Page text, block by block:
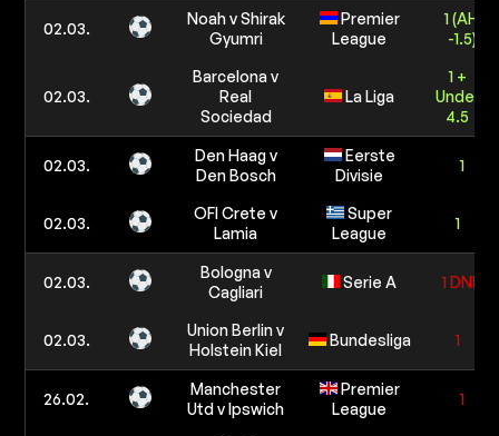
02.03.
Noah v Shirak
Gyumri
Premier
League
1 (AH
-1.5)
02.03.
Barcelona v
Real
Sociedad
La Liga
1 +
Under
4.5
02.03.
Den Haag v
Den Bosch
Eerste
Divisie
1
02.03.
OFI Crete v
Lamia
Super
League
1
02.03.
Bologna v
Cagliari
Serie A 1 DNB
02.03.
Union Berlin v
Holstein Kiel
Bundesliga 1
26.02.
Manchester
Utd v Ipswich
Premier
League
1